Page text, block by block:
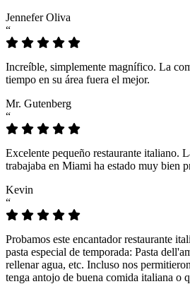
Jennefer Oliva
“
Increíble, simplemente magnífico. La
tiempo en su área fuera el mejor.
Mr. Gutenberg
“
Excelente pequeño restaurante italiano.
trabajaba en Miami ha estado muy bien
Kevin
“
Probamos este encantador restaurante
pasta especial de temporada: Pasta
rellenar agua, etc. Incluso nos
tenga antojo de buena comida italiana o